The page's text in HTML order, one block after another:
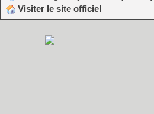
Visiter le site officiel